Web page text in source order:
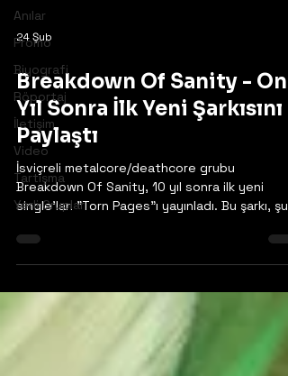
Anılar
Promo
Biyografi
Röportaj
İletişim
Video
Tartışma
Yerli Gruplar
24 Şub
Breakdown Of Sanity - On
Yıl Sonra İlk Yeni Şarkısını
Paylaştı
İsviçreli metalcore/deathcore grubu
Breakdown Of Sanity, 10 yıl sonra ilk yeni
single'ları "Torn Pages"ı yayınladı. Bu şarkı, şu
albümlerinde yer alacak. Mix ve mastering Oly
Stingel tarafından yapıldı. Şarkının videosu,
https://www.facebook.com/